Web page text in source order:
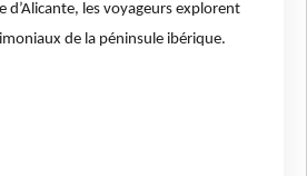
d’Alicante, les voyageurs explorent
de la péninsule ibérique.